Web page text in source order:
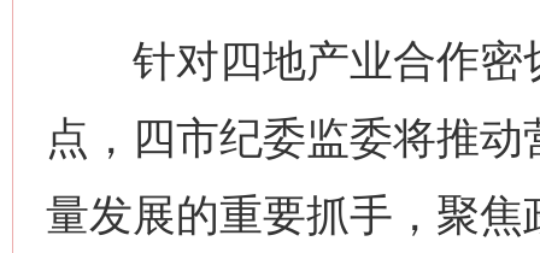
针对四地产业合作密
点，四市纪委监委将推
量发展的重要抓手，聚